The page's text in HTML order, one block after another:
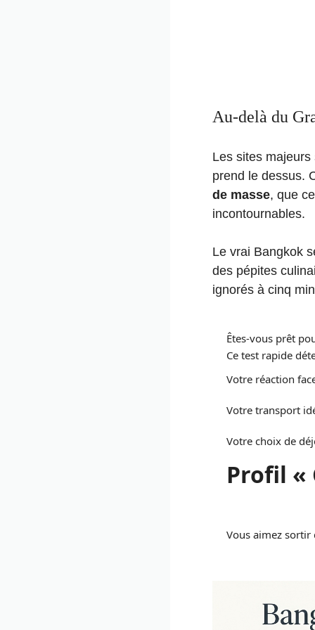
Au-delà du
Les sites majeurs
prend le dessus.
de masse, que
incontournables.
Le vrai Bangkok
des pépites
ignorés à cinq
Êtes-vous prêt
Ce test rapide
Votre réaction
Votre transport
Votre choix de
Profil «
Vous aimez